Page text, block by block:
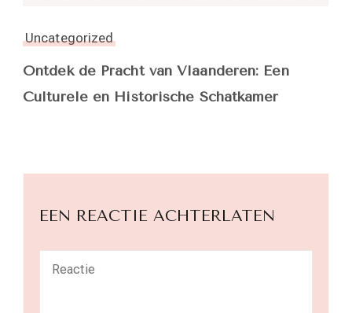
Uncategorized
Ontdek de Pracht van Vlaanderen: Een
Culturele en Historische Schatkamer
EEN REACTIE ACHTERLATEN